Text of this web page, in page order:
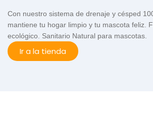
Con nuestro sistema de drenaje y césped
mantiene tu hogar limpio y tu mascota feliz.
ecológico. Sanitario Natural para mascotas.
Ir a la tienda